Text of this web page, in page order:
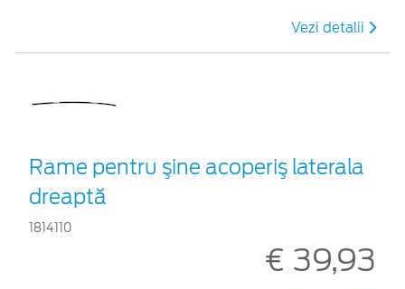
Vezi detalii
Rame pentru şine acoperiş laterala
dreaptă
1814110
€ 39,93